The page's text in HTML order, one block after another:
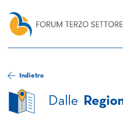
Indietro
Dalle